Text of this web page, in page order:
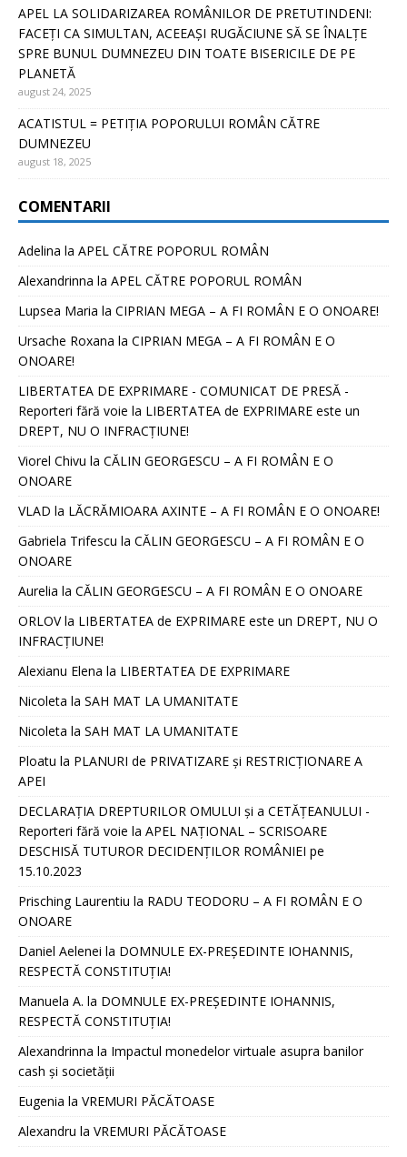
APEL LA SOLIDARIZAREA ROMÂNILOR DE PRETUTINDENI:
FACEȚI CA SIMULTAN, ACEEAȘI RUGĂCIUNE SĂ SE ÎNALȚE
SPRE BUNUL DUMNEZEU DIN TOATE BISERICILE DE PE
PLANETĂ
august 24, 2025
ACATISTUL = PETIȚIA POPORULUI ROMÂN CĂTRE
DUMNEZEU
august 18, 2025
COMENTARII
Adelina la APEL CĂTRE POPORUL ROMÂN
Alexandrinna la APEL CĂTRE POPORUL ROMÂN
Lupsea Maria la CIPRIAN MEGA – A FI ROMÂN E O ONOARE!
Ursache Roxana la CIPRIAN MEGA – A FI ROMÂN E O
ONOARE!
LIBERTATEA DE EXPRIMARE - COMUNICAT DE PRESĂ -
Reporteri fără voie la LIBERTATEA de EXPRIMARE este un
DREPT, NU O INFRACȚIUNE!
Viorel Chivu la CĂLIN GEORGESCU – A FI ROMÂN E O
ONOARE
VLAD la LĂCRĂMIOARA AXINTE – A FI ROMÂN E O ONOARE!
Gabriela Trifescu la CĂLIN GEORGESCU – A FI ROMÂN E O
ONOARE
Aurelia la CĂLIN GEORGESCU – A FI ROMÂN E O ONOARE
ORLOVla LIBERTATEA de EXPRIMARE este un DREPT, NU O
INFRACȚIUNE!
Alexianu Elena la LIBERTATEA DE EXPRIMARE
Nicoleta la SAH MAT LA UMANITATE
Nicoleta la SAH MAT LA UMANITATE
Ploatu la PLANURI de PRIVATIZARE și RESTRICȚIONARE A
APEI
DECLARAȚIA DREPTURILOR OMULUI și a CETĂȚEANULUI -
Reporteri fără voie la APEL NAȚIONAL – SCRISOARE
DESCHISĂ TUTUROR DECIDENȚILOR ROMÂNIEI pe
15.10.2023
Prisching Laurentiu la RADU TEODORU – A FI ROMÂN E O
ONOARE
Daniel Aelenei la DOMNULE EX-PREȘEDINTE IOHANNIS,
RESPECTĂ CONSTITUȚIA!
Manuela A. la DOMNULE EX-PREȘEDINTE IOHANNIS,
RESPECTĂ CONSTITUȚIA!
Alexandrinna la Impactul monedelor virtuale asupra banilor
cash și societății
Eugenia la VREMURI PĂCĂTOASE
Alexandru la VREMURI PĂCĂTOASE